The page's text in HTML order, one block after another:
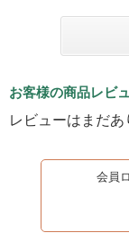
お客様の商品レビ
レビューはまだあ
会員